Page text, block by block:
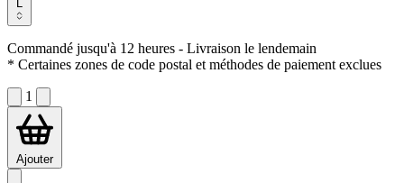
L
Commandé jusqu'à 12 heures - Livraison le lendemain
* Certaines zones de code postal et méthodes de paiement exclues
1
Ajouter